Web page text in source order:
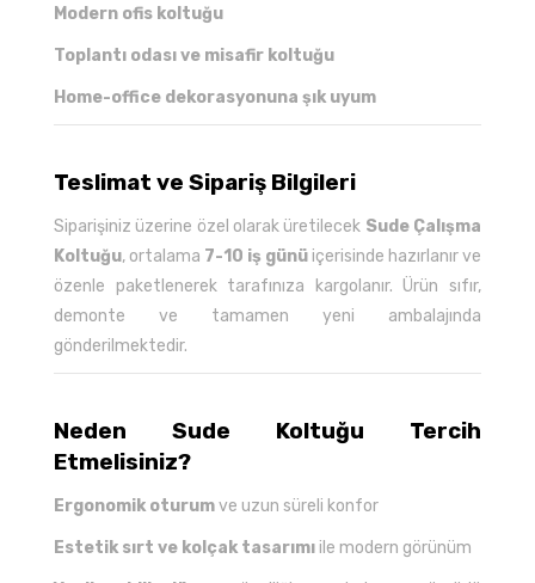
Modern ofis koltuğu
Toplantı odası ve misafir koltuğu
Home-office dekorasyonuna şık uyum
Teslimat ve Sipariş Bilgileri
Siparişiniz üzerine özel olarak üretilecek Sude Çalışma
Koltuğu, ortalama 7-10 iş günü içerisinde hazırlanır ve
özenle paketlenerek tarafınıza kargolanır. Ürün sıfır,
demonte ve tamamen yeni ambalajında
gönderilmektedir.
Neden Sude Koltuğu Tercih
Etmelisiniz?
Ergonomik oturumve uzun süreli konfor
Estetik sırt ve kolçak tasarımı ile modern görünüm